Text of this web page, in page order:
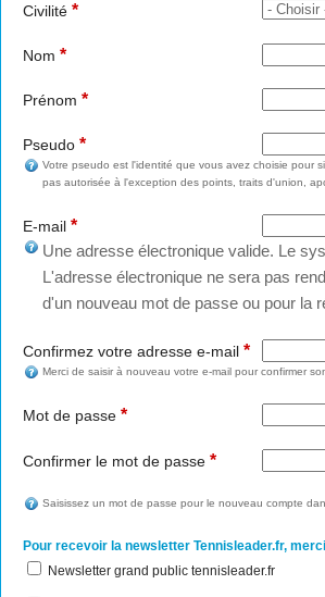
Civilité *
Nom *
Prénom *
Pseudo *
Votre pseudo est l'identité que vous avez choisie pour
pas autorisée à l'exception des points, traits d'union,
E-mail *
Une adresse électronique valide. Le
L'adresse électronique ne sera pas
d'un nouveau mot de passe ou pour la
Confirmez votre adresse e-mail *
Merci de saisir à nouveau votre e-mail pour confirmer
Mot de passe *
Confirmer le mot de passe *
Saisissez un mot de passe pour le nouveau compte
Pour recevoir la newsletter Tennisleader.fr,
Newsletter grand public tennisleader.fr